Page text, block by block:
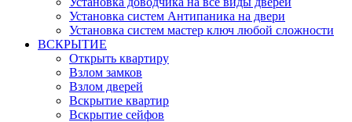
Установка систем Антипаника на двери
Установка систем мастер ключ любой сложности
ВСКРЫТИЕ
Открыть квартиру
Взлом замков
Взлом дверей
Вскрытие квартир
Вскрытие сейфов